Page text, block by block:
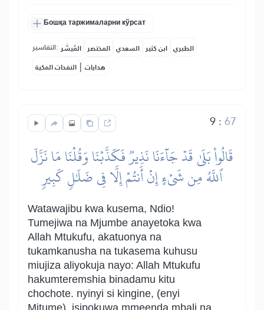
Бошқа таржималарни кўрсат
التفاسير: المُيسَّر المختصر السعدي ابن كثير الطبري
النفحات المكية | هدايات
9:67
قَالُواْ بَلَىٰ قَدۡ جَآءَنَا نَذِيرٞ فَكَذَّبۡنَا وَقُلۡنَا مَا نَزَّلَ
ٱللَّهُ مِن شَيۡءٍ إِنۡ أَنتُمۡ إِلَّا فِي ضَلَٰلٖ كَبِيرٖ
Watawajibu kwa kusema, Ndio!
Tumejiwa na Mjumbe anayetoka kwa
Allah Mtukufu, akatuonya na
tukamkanusha na tukasema kuhusu
miujiza aliyokuja nayo: Allah Mtukufu
hakumteremshia binadamu kitu
chochote. nyinyi si kingine, (enyi
Mitume), isipokuwa mmeenda mbali na